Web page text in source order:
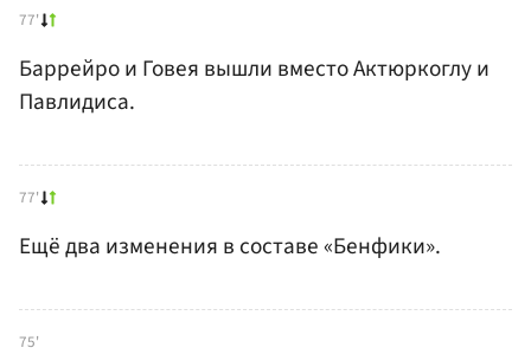
77'
Баррейро и Говея вышли вместо Актюркоглу и
Павлидиса.
77'
Ещё два изменения в составе «Бенфики».
75'